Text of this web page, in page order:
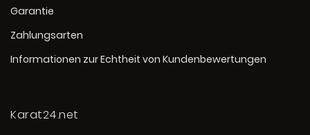
Garantie
Zahlungsarten
Informationen zur Echtheit von Kundenbewertungen
Karat24.net